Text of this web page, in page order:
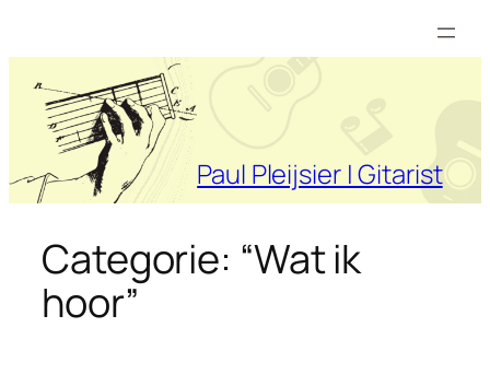
inhoud
Paul Pleijsier | Gitarist
Categorie: “Wat ik
hoor”